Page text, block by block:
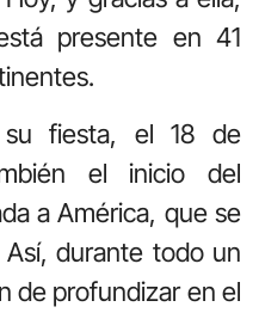
presente en 41
su fiesta, el 18 de
el inicio del
a América, que se
Así, durante todo un
de profundizar en el